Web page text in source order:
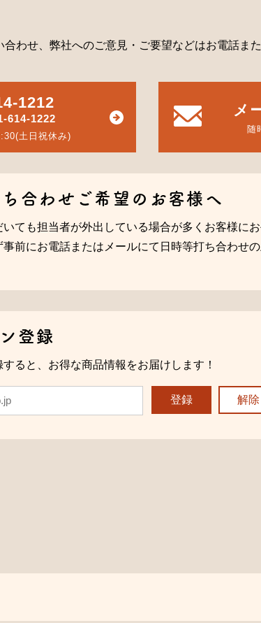
わせ、弊社へのご意見・ご要望などはお電話ま
1212
614-1222
土日祝休み)
メ
随
合わせご希望のお客様へ
ても担当者が外出している場合が多くお客様に
前にお電話またはメールにて日時等打ち合わせ
登録
ると、お得な商品情報をお届けします！
登録 解除